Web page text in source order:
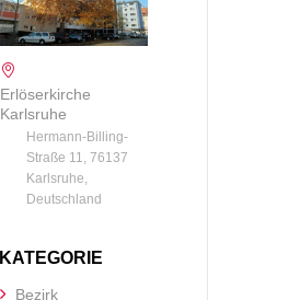
Erlöserkirche
Karlsruhe
Hermann-Billing-
Straße 11, 76137
Karlsruhe,
Deutschland
KATEGORIE
Bezirk